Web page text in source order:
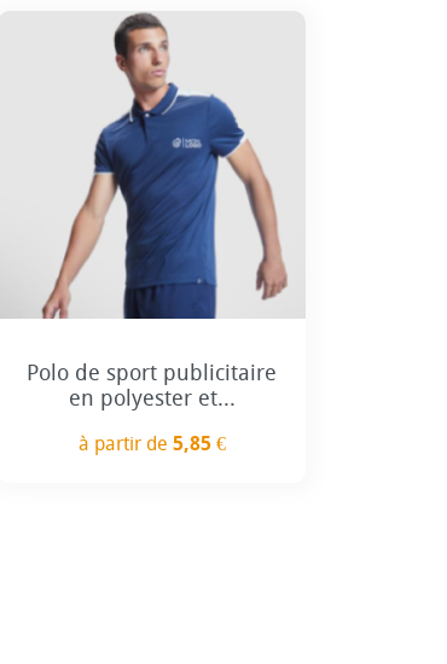
Polo de sport publicitaire
en polyester et...
à partir de 5,85 €